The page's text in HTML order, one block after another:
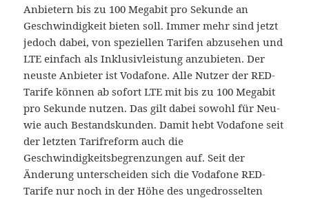
Anbietern bis zu 100 Megabit pro Sekunde an
Geschwindigkeit bieten soll. Immer mehr sind jetzt
jedoch dabei, von speziellen Tarifen abzusehen und
LTE einfach als Inklusivleistung anzubieten. Der
neuste Anbieter ist Vodafone. Alle Nutzer der RED-
Tarife können ab sofort LTE mit bis zu 100 Megabit
pro Sekunde nutzen. Das gilt dabei sowohl für Neu-
wie auch Bestandskunden. Damit hebt Vodafone seit
der letzten Tarifreform auch die
Geschwindigkeitsbegrenzungen auf. Seit der
Änderung unterscheiden sich die Vodafone RED-
Tarife nur noch in der Höhe des ungedrosselten